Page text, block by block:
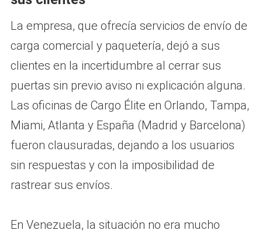
La empresa, que ofrecía servicios de envío de
carga comercial y paquetería, dejó a sus
clientes en la incertidumbre al cerrar sus
puertas sin previo aviso ni explicación alguna.
Las oficinas de Cargo Élite en Orlando, Tampa,
Miami, Atlanta y España (Madrid y Barcelona)
fueron clausuradas, dejando a los usuarios
sin respuestas y con la imposibilidad de
rastrear sus envíos.
En Venezuela, la situación no era mucho